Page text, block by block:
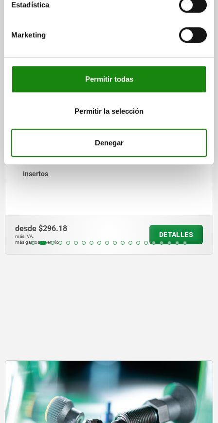
Estadística
Marketing
Permitir todas
Permitir la selección
Denegar
DESCARGAS
Otros clientes también
compraron
02387
Insertos
desde $296.18
más IVA.
más gastos de envío
DETALLES